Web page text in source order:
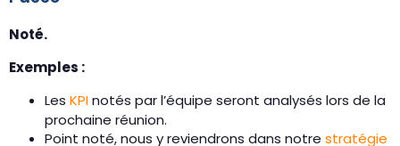
Noté.
Exemples :
Les KPInotés par l’équipe seront analysés lors de la
prochaine réunion.
Point noté, nous y reviendrons dans notre stratégie